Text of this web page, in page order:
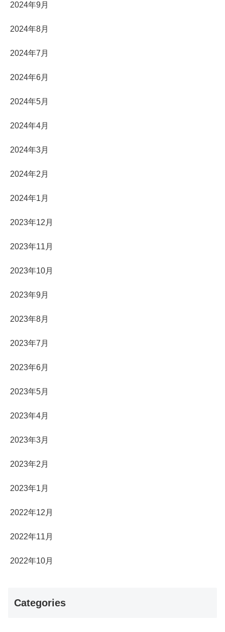
2024年9月
2024年8月
2024年7月
2024年6月
2024年5月
2024年4月
2024年3月
2024年2月
2024年1月
2023年12月
2023年11月
2023年10月
2023年9月
2023年8月
2023年7月
2023年6月
2023年5月
2023年4月
2023年3月
2023年2月
2023年1月
2022年12月
2022年11月
2022年10月
Categories